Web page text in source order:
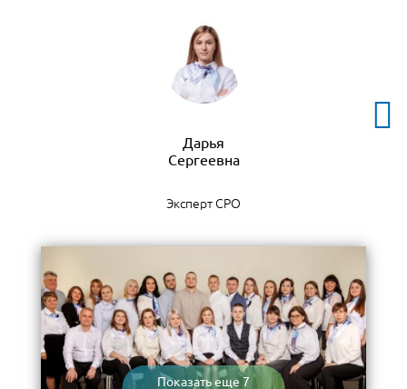
Дарья
Сергеевна
Эксперт СРО
Показать еще 7